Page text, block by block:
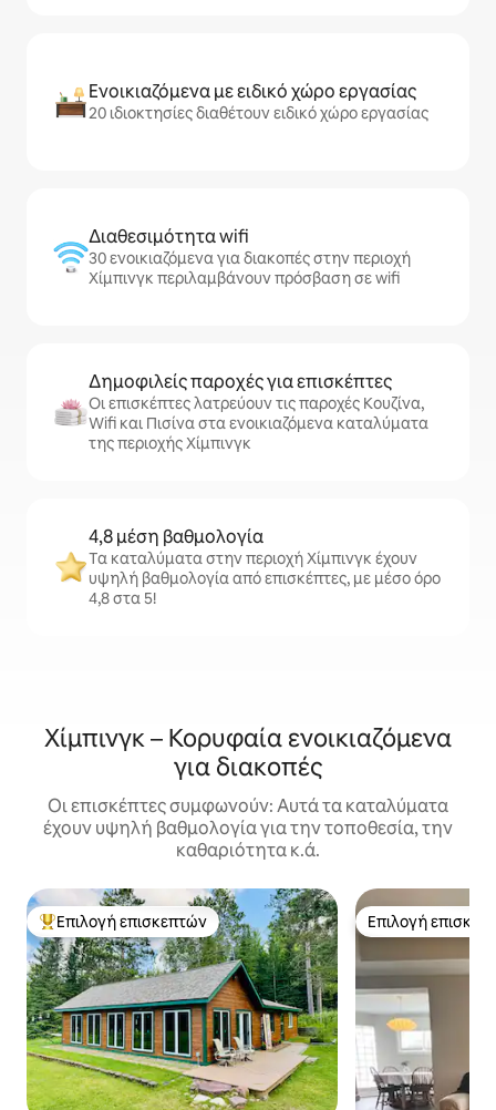
Ενοικιαζόμενα με ειδικό χώρο εργασίας
20 ιδιοκτησίες διαθέτουν ειδικό χώρο εργασίας
Διαθεσιμότητα wifi
30 ενοικιαζόμενα για διακοπές στην περιοχή
Χίμπινγκ περιλαμβάνουν πρόσβαση σε wifi
Δημοφιλείς παροχές για επισκέπτες
Οι επισκέπτες λατρεύουν τις παροχές Κουζίνα,
Wifi και Πισίνα στα ενοικιαζόμενα καταλύματα
της περιοχής Χίμπινγκ
4,8 μέση βαθμολογία
Τα καταλύματα στην περιοχή Χίμπινγκ έχουν
υψηλή βαθμολογία από επισκέπτες, με μέσο όρο
4,8 στα 5!
Χίμπινγκ – Κορυφαία ενοικιαζόμενα
για διακοπές
Οι επισκέπτες συμφωνούν: Αυτά τα καταλύματα
έχουν υψηλή βαθμολογία για την τοποθεσία, την
καθαριότητα κ.ά.
Κορυφαία επιλογή επισκεπτών
Επιλογή επισκεπτών Επιλογή
Επιλογή